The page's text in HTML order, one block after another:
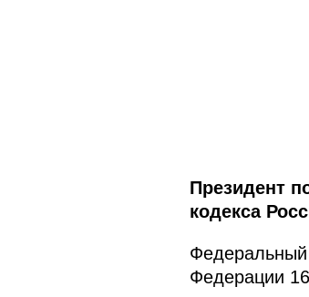
Президент
кодекса
Федеральный
Федерации